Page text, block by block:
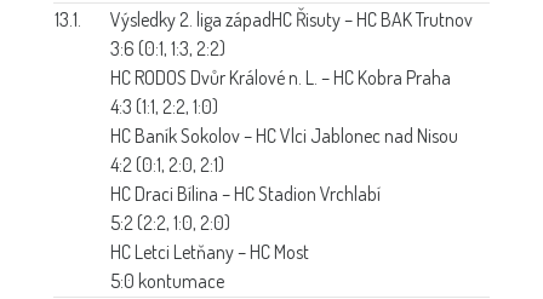
13.1.
Výsledky 2. liga západHC Řisuty – HC BAK Trutnov
3:6 (0:1, 1:3, 2:2)
HC RODOS Dvůr Králové n. L. – HC Kobra Praha
4:3 (1:1, 2:2, 1:0)
HC Baník Sokolov – HC Vlci Jablonec nad Nisou
4:2 (0:1, 2:0, 2:1)
HC Draci Bílina – HC Stadion Vrchlabí
5:2 (2:2, 1:0, 2:0)
HC Letci Letňany – HC Most
5:0 kontumace